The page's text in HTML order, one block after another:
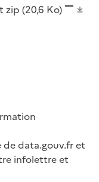
zip (20,6 Ko)
de data.gouv.fr et
infolettre et